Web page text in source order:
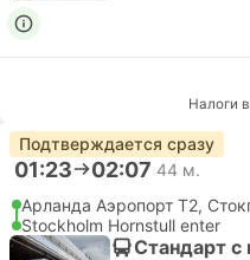
Налоги
Подтверждается сразу
01:23 02:07 44 м.
Арланда Аэропорт T2,
Stockholm Hornstull enter
Стандарт с